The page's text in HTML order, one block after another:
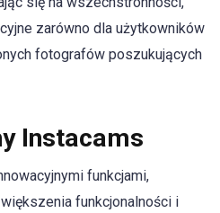
zarówno dla użytkowników
fotografów poszukujących
Instacams
funkcjami,
funkcjonalności i